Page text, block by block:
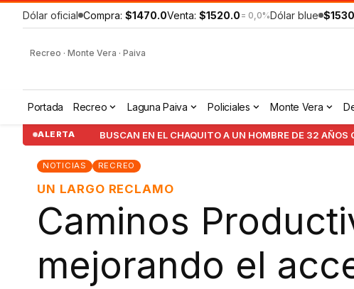
Dólar oficial Compra: $1470.0Venta: $1520.0 = 0,0%Dólar blue
Recreo · Monte Vera · Paiva
Portada Recreo Laguna Paiva Policiales Monte Vera
ALERTA BUSCAN EN EL CHAQUITO A UN HOMBRE DE 32
NOTICIAS RECREO
UN LARGO RECLAMO
Caminos
mejorando el